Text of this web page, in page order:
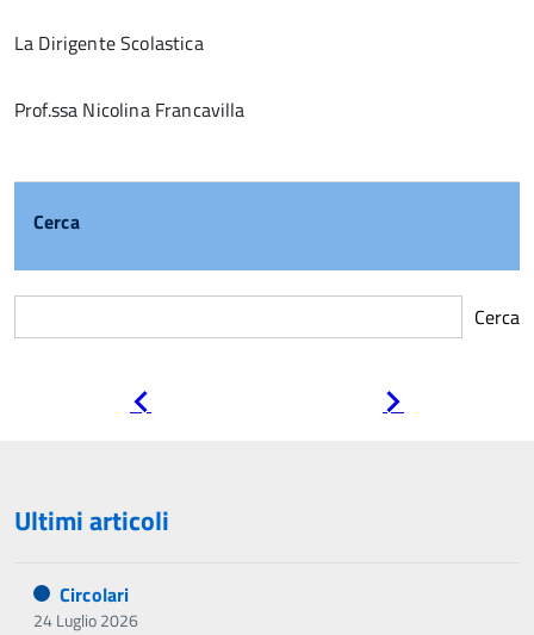
La Dirigente Scolastica
Prof.ssa Nicolina Francavilla
Cerca
Cerca
Ultimi articoli
Circolari
24 Luglio 2026